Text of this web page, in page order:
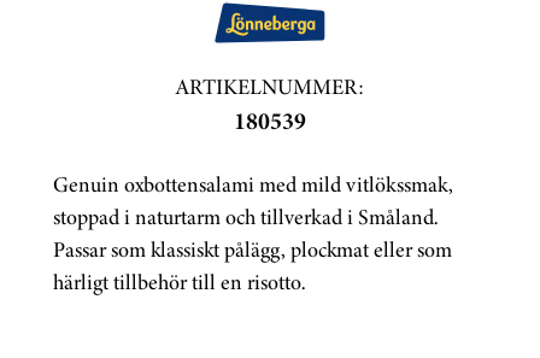
ARTIKELNUMMER:
180539
Genuin oxbottensalami med mild vitlökssmak,
stoppad i naturtarm och tillverkad i Småland.
Passar som klassiskt pålägg, plockmat eller som
härligt tillbehör till en risotto.